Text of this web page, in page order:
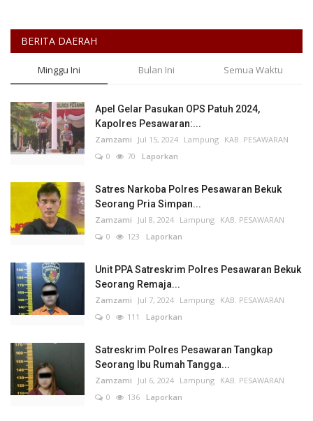
BERITA DAERAH
Minggu Ini Bulan Ini Semua Waktu
Apel Gelar Pasukan OPS Patuh 2024,
Kapolres Pesawaran:...
Zamzami Jul 15, 2024 Lampung KAB. PESAWARAN
0
70 Laporkan
Satres Narkoba Polres Pesawaran Bekuk
Seorang Pria Simpan...
Zamzami Jul 8, 2024 Lampung KAB. PESAWARAN
0
123 Laporkan
Unit PPA Satreskrim Polres Pesawaran Bekuk
Seorang Remaja...
Zamzami Jul 7, 2024 Lampung KAB. PESAWARAN
0
111 Laporkan
Satreskrim Polres Pesawaran Tangkap
Seorang Ibu Rumah Tangga...
Zamzami Jul 6, 2024 Lampung KAB. PESAWARAN
0
136 Laporkan